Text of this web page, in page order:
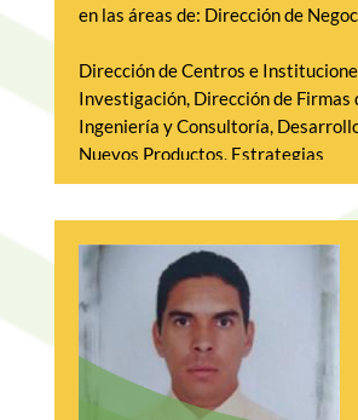
en las áreas de: Dirección de
Dirección de Centros e
Investigación, Dirección de Firmas
Ingeniería y Consultoría,
Nuevos Productos, Estrategias
Tecnológicas y Programas de
Ciencia y Tecnología, Promoción de
Negocios Basados en la Innovación,
Educación Superior y de Postgrado.
2007 a la fecha: Director General
Instituto de Innovación y